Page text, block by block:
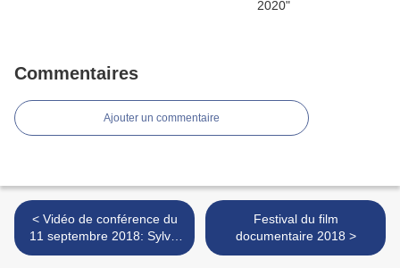
Commentaires
Ajouter un commentaire
< Vidéo de conférence du
11 septembre 2018: Sylvie
VAUCLAIR "l'Homme face à
Festival du film
documentaire 2018 >